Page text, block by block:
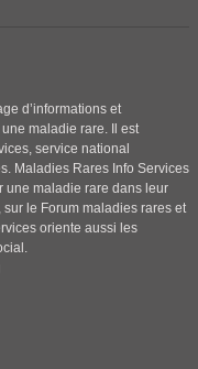
d’informations et
maladie rare. Il est
service national
Maladies Rares Info Services
une maladie rare dans leur
le Forum maladies rares et
oriente aussi les